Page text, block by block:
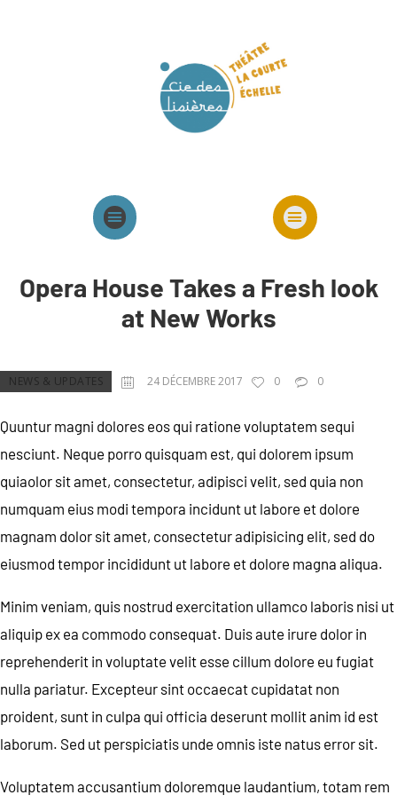
Opera House Takes a Fresh look
at New Works
Spectacles cie
NEWS & UPDATES 24 DÉCEMBRE 2017 0 0
Quuntur magni dolores eos qui ratione voluptatem sequi
nesciunt. Neque porro quisquam est, qui dolorem ipsum
quiaolor sit amet, consectetur, adipisci velit, sed quia non
numquam eius modi tempora incidunt ut labore et dolore
magnam dolor sit amet, consectetur adipisicing elit, sed do
eiusmod tempor incididunt ut labore et dolore magna aliqua.
Minim veniam, quis nostrud exercitation ullamco laboris nisi ut
aliquip ex ea commodo consequat. Duis aute irure dolor in
reprehenderit in voluptate velit esse cillum dolore eu fugiat
nulla pariatur. Excepteur sint occaecat cupidatat non
proident, sunt in culpa qui officia deserunt mollit anim id est
laborum. Sed ut perspiciatis unde omnis iste natus error sit.
Voluptatem accusantium doloremque laudantium, totam rem